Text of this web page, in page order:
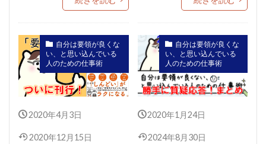
自分は要領が良くな
い、と思い込んでいる
人のための仕事術
2020年4月3日
2020年12月15日
自分は要領が良くな
い、と思い込んでいる
人のための仕事術
2020年1月24日
2024年8月30日